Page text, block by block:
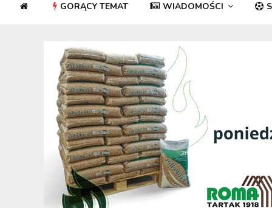
GORĄCY TEMAT WIADOMOŚCI